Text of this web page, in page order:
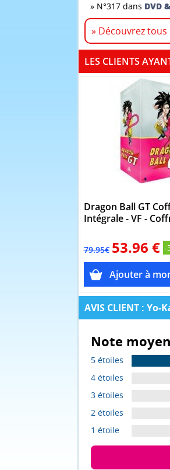
» N°317 dans DVD
» Découvrez
LES CLIENTS
Dragon Ball GT
Intégrale - VF -
79.95€ 53.96 € -
AVIS CLIENT :
Note
5 étoiles
4 étoiles
3 étoiles
2 étoiles
1 étoile